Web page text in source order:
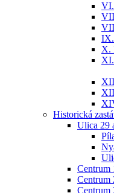
IX.
X.
Historická
Ulica 29
Centrum
Centrum
Centrum